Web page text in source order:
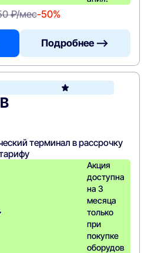
₽/мес-50%
Подробнее —>
терминал в рассрочку
Акция
доступна
на 3
месяца
только
при
покупке
оборудов